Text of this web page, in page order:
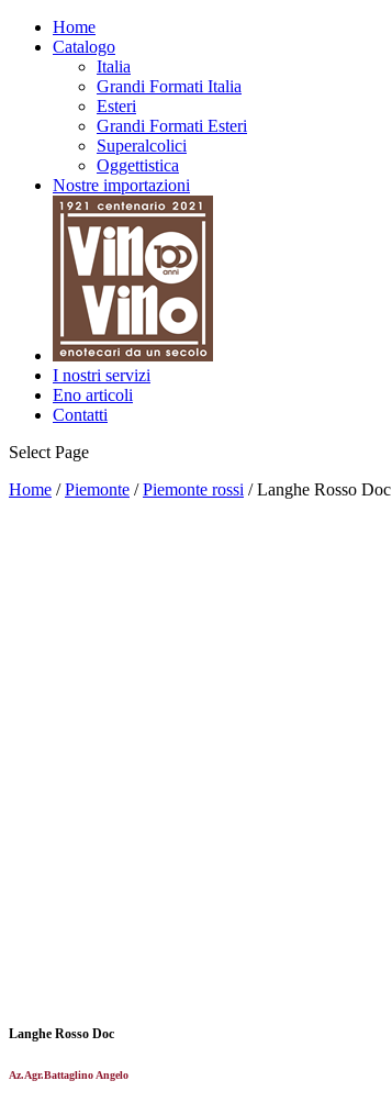
Home
Catalogo
Italia
Grandi Formati Italia
Esteri
Grandi Formati Esteri
Superalcolici
Oggettistica
Nostre importazioni
I nostri servizi
Eno articoli
Contatti
Select Page
Home /Piemonte /Piemonte rossi / Langhe Rosso Doc
Langhe Rosso Doc
Az.Agr.Battaglino Angelo